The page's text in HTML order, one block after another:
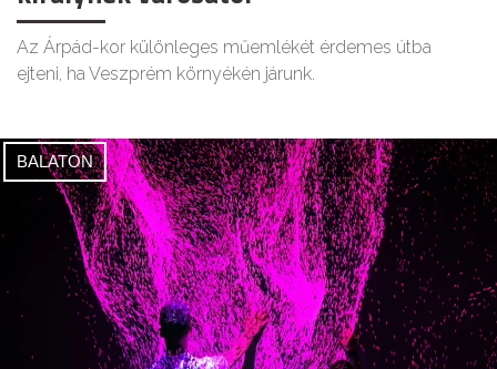
Az Árpád-kor különleges műemlékét érdemes útba
ejteni, ha Veszprém környékén járunk.
BALATON